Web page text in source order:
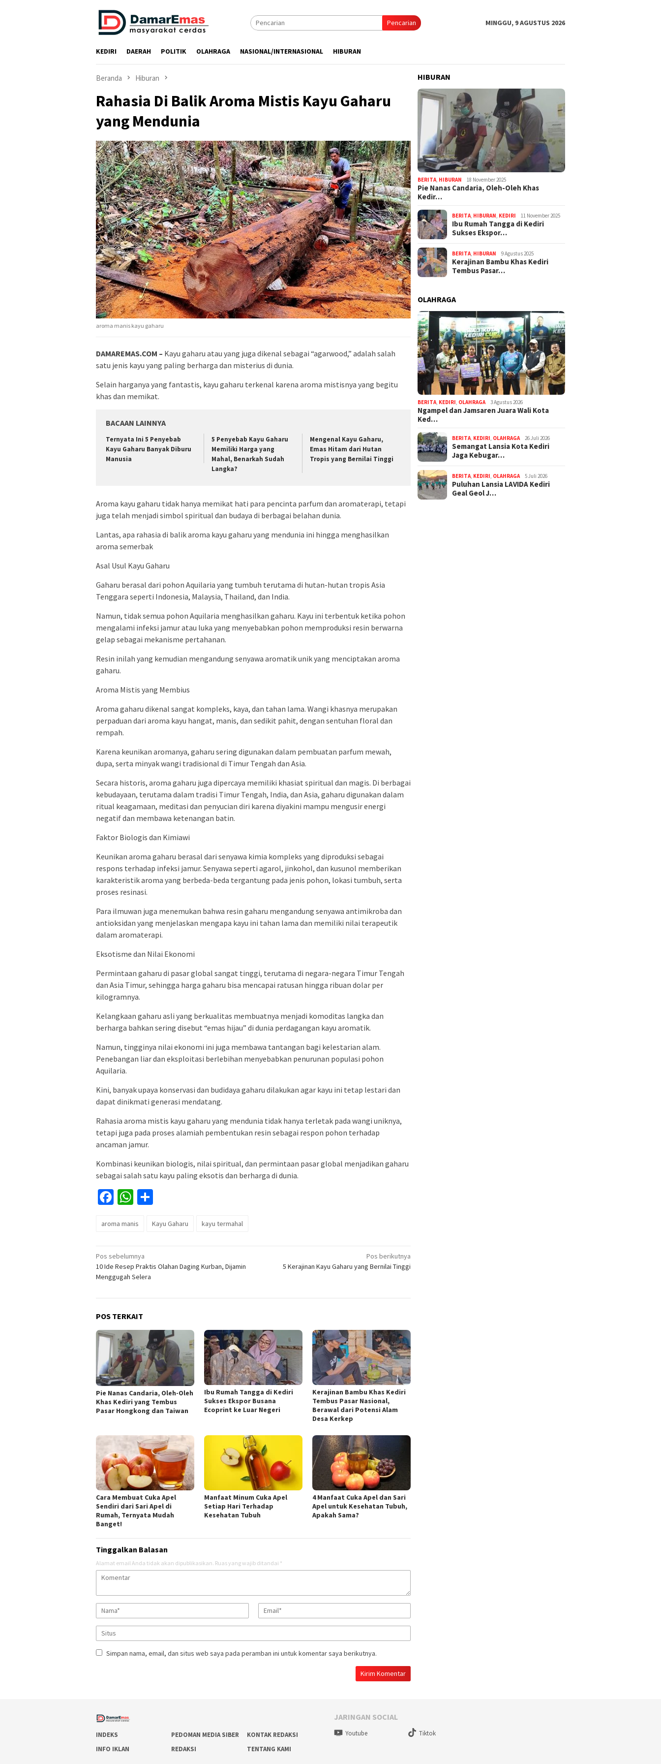
Pencarian MINGGU, 9 AGUSTUS 2026
KEDIRI DAERAH POLITIK OLAHRAGA NASIONAL/INTERNASIONAL HIBURAN
Beranda Hiburan
Rahasia Di Balik Aroma Mistis Kayu Gaharu
yang Mendunia
aroma manis kayu gaharu
DAMAREMAS.COM – Kayu gaharu atau yang juga dikenal sebagai “agarwood,” adalah salah
satu jenis kayu yang paling berharga dan misterius di dunia.
Selain harganya yang fantastis, kayu gaharu terkenal karena aroma mistisnya yang begitu
khas dan memikat.
BACAAN LAINNYA
Ternyata Ini 5 Penyebab
Kayu Gaharu Banyak Diburu
Manusia
5 Penyebab Kayu Gaharu
Memiliki Harga yang
Mahal, Benarkah Sudah
Langka?
Mengenal Kayu Gaharu,
Emas Hitam dari Hutan
Tropis yang Bernilai Tinggi
Aroma kayu gaharu tidak hanya memikat hati para pencinta parfum dan aromaterapi, tetapi
juga telah menjadi simbol spiritual dan budaya di berbagai belahan dunia.
Lantas, apa rahasia di balik aroma kayu gaharu yang mendunia ini hingga menghasilkan
aroma semerbak
Asal Usul Kayu Gaharu
Gaharu berasal dari pohon Aquilaria yang tumbuh terutama di hutan-hutan tropis Asia
Tenggara seperti Indonesia, Malaysia, Thailand, dan India.
Namun, tidak semua pohon Aquilaria menghasilkan gaharu. Kayu ini terbentuk ketika pohon
mengalami infeksi jamur atau luka yang menyebabkan pohon memproduksi resin berwarna
gelap sebagai mekanisme pertahanan.
Resin inilah yang kemudian mengandung senyawa aromatik unik yang menciptakan aroma
gaharu.
Aroma Mistis yang Membius
Aroma gaharu dikenal sangat kompleks, kaya, dan tahan lama. Wangi khasnya merupakan
perpaduan dari aroma kayu hangat, manis, dan sedikit pahit, dengan sentuhan floral dan
rempah.
Karena keunikan aromanya, gaharu sering digunakan dalam pembuatan parfum mewah,
dupa, serta minyak wangi tradisional di Timur Tengah dan Asia.
Secara historis, aroma gaharu juga dipercaya memiliki khasiat spiritual dan magis. Di berbagai
kebudayaan, terutama dalam tradisi Timur Tengah, India, dan Asia, gaharu digunakan dalam
ritual keagamaan, meditasi dan penyucian diri karena diyakini mampu mengusir energi
negatif dan membawa ketenangan batin.
Faktor Biologis dan Kimiawi
Keunikan aroma gaharu berasal dari senyawa kimia kompleks yang diproduksi sebagai
respons terhadap infeksi jamur. Senyawa seperti agarol, jinkohol, dan kusunol memberikan
karakteristik aroma yang berbeda-beda tergantung pada jenis pohon, lokasi tumbuh, serta
proses resinasi.
Para ilmuwan juga menemukan bahwa resin gaharu mengandung senyawa antimikroba dan
antioksidan yang menjelaskan mengapa kayu ini tahan lama dan memiliki nilai terapeutik
dalam aromaterapi.
Eksotisme dan Nilai Ekonomi
Permintaan gaharu di pasar global sangat tinggi, terutama di negara-negara Timur Tengah
dan Asia Timur, sehingga harga gaharu bisa mencapai ratusan hingga ribuan dolar per
kilogramnya.
Kelangkaan gaharu asli yang berkualitas membuatnya menjadi komoditas langka dan
berharga bahkan sering disebut “emas hijau” di dunia perdagangan kayu aromatik.
Namun, tingginya nilai ekonomi ini juga membawa tantangan bagi kelestarian alam.
Penebangan liar dan eksploitasi berlebihan menyebabkan penurunan populasi pohon
Aquilaria.
Kini, banyak upaya konservasi dan budidaya gaharu dilakukan agar kayu ini tetap lestari dan
dapat dinikmati generasi mendatang.
Rahasia aroma mistis kayu gaharu yang mendunia tidak hanya terletak pada wangi uniknya,
tetapi juga pada proses alamiah pembentukan resin sebagai respon pohon terhadap
ancaman jamur.
Kombinasi keunikan biologis, nilai spiritual, dan permintaan pasar global menjadikan gaharu
sebagai salah satu kayu paling eksotis dan berharga di dunia.
Facebook
WhatsApp
aroma manis Kayu Gaharu kayu termahal
Navigasi
pos
Pos sebelumnya
10 Ide Resep Praktis Olahan Daging Kurban, Dijamin
Menggugah Selera
Pos berikutnya
5 Kerajinan Kayu Gaharu yang Bernilai Tinggi
POS TERKAIT
Pie Nanas Candaria, Oleh-Oleh
Khas Kediri yang Tembus
Pasar Hongkong dan Taiwan
Ibu Rumah Tangga di Kediri
Sukses Ekspor Busana
Ecoprint ke Luar Negeri
Kerajinan Bambu Khas Kediri
Tembus Pasar Nasional,
Berawal dari Potensi Alam
Desa Kerkep
Cara Membuat Cuka Apel
Sendiri dari Sari Apel di
Rumah, Ternyata Mudah
Banget!
Manfaat Minum Cuka Apel
Setiap Hari Terhadap
Kesehatan Tubuh
4 Manfaat Cuka Apel dan Sari
Apel untuk Kesehatan Tubuh,
Apakah Sama?
Tinggalkan Balasan
Alamat email Anda tidak akan dipublikasikan. Ruas yang wajib ditandai *
Simpan nama, email, dan situs web saya pada peramban ini untuk komentar saya berikutnya.
HIBURAN
BERITA HIBURAN 18 November 2025
Pie Nanas Candaria, Oleh-Oleh Khas
Kedir…
BERITA HIBURAN KEDIRI 11 November 2025
Ibu Rumah Tangga di Kediri
Sukses Ekspor…
BERITA HIBURAN 9 Agustus 2025
Kerajinan Bambu Khas Kediri
Tembus Pasar…
OLAHRAGA
BERITA KEDIRI OLAHRAGA 3 Agustus 2026
Ngampel dan Jamsaren Juara Wali Kota
Ked…
BERITA KEDIRI OLAHRAGA 26 Juli 2026
Semangat Lansia Kota Kediri
Jaga Kebugar…
BERITA KEDIRI OLAHRAGA 5 Juli 2026
Puluhan Lansia LAVIDA Kediri
Geal Geol J…
INDEKS PEDOMAN MEDIA SIBER
KONTAK REDAKSI
INFO IKLAN
REDAKSI TENTANG KAMI
JARINGAN SOCIAL
Youtube Tiktok